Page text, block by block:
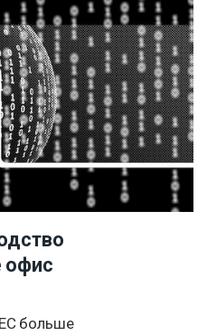
офис
больше